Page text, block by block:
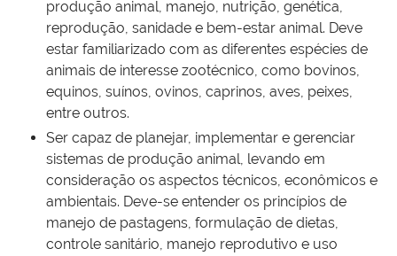
produção animal, manejo, nutrição, genética,
reprodução, sanidade e bem-estar animal. Deve
estar familiarizado com as diferentes espécies de
animais de interesse zootécnico, como bovinos,
equinos, suínos, ovinos, caprinos, aves, peixes,
entre outros.
Ser capaz de planejar, implementar e gerenciar
sistemas de produção animal, levando em
consideração os aspectos técnicos, econômicos e
ambientais. Deve-se entender os princípios de
manejo de pastagens, formulação de dietas,
controle sanitário, manejo reprodutivo e uso